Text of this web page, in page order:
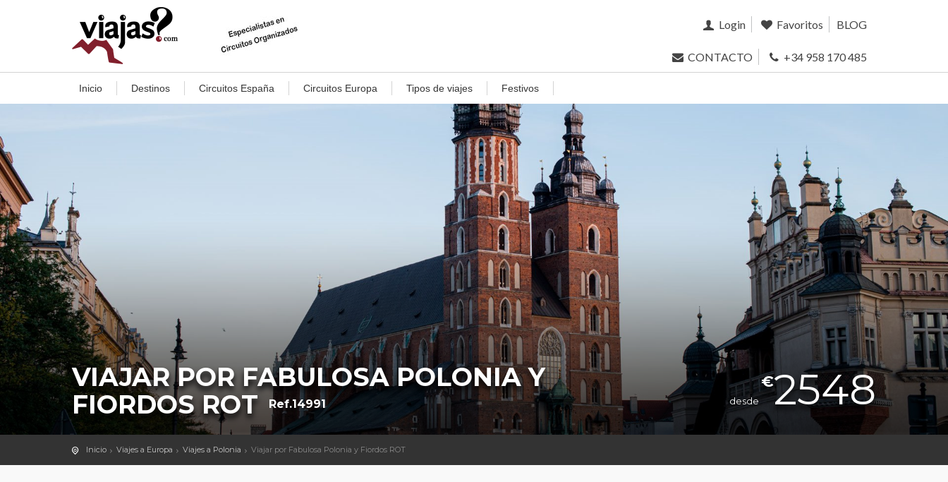
Login Favoritos BLOG
CONTACTO +34 958 170 485
Inicio Destinos Circuitos España Circuitos Europa Tipos de viajes Festivos
VIAJAR POR FABULOSA POLONIA Y
FIORDOS ROT
Ref.14991 desde
€2548
Inicio Viajes a Europa Viajes a Polonia Viajar por Fabulosa Polonia y Fiordos ROT